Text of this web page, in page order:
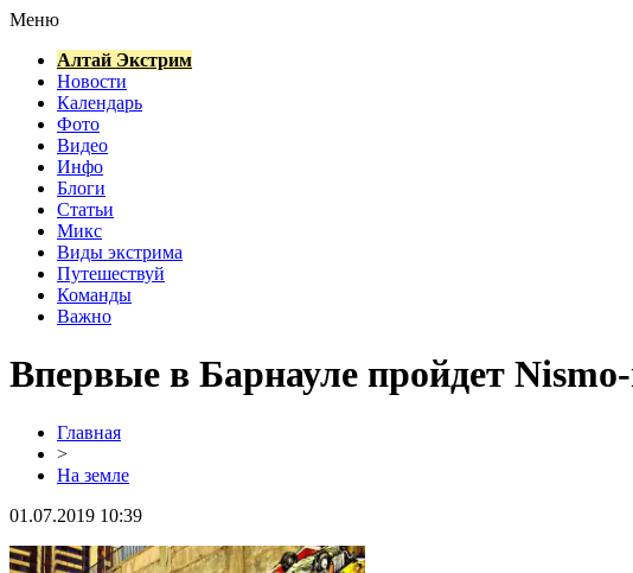
Меню
Алтай Экстрим
Новости
Календарь
Фото
Видео
Инфо
Блоги
Статьи
Микс
Виды экстрима
Путешествуй
Команды
Важно
Впервые в Барнауле пройдет
Главная
>
На земле
01.07.2019 10:39